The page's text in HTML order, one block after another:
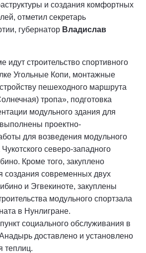
и создания комфортных
отметил секретарь
губернатор Владислав
идут строительство спортивного
Угольные Копи, монтажные
пешеходного маршрута
тропа», подготовка
модульного здания для
проектно-
для возведения модульного
северо-западного
Кроме того, закуплено
создания современных двух
и Эгвекиноте, закуплены
модульного спортзала
в Нунлигране.
социального обслуживания в
доставлено и установлено
теплиц.